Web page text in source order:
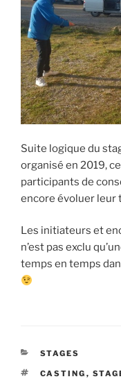
Suite logique du
organisé en 2019,
participants de
encore évoluer leur
Les initiateurs et
n’est pas exclu
temps en temps
CATÉGORIES
STAGES
ÉTIQUETTES
CASTING ,